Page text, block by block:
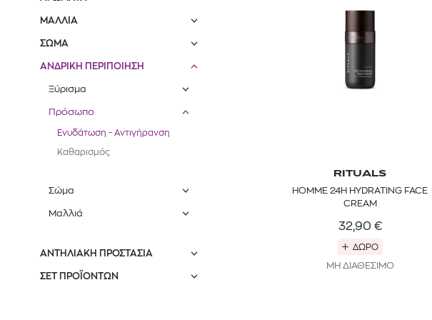
ΜΑΛΛΙΑ
ΣΩΜΑ
ΑΝΔΡΙΚΗ ΠΕΡΙΠΟΙΗΣΗ
Ξύρισμα
Πρόσωπο
Ενυδάτωση - Αντιγήρανση
Καθαρισμός
Σώμα
Μαλλιά
ΑΝΤΗΛΙΑΚΗ ΠΡΟΣΤΑΣΙΑ
ΣΕΤ ΠΡΟΪΌΝΤΩΝ
RITUALS
HOMME 24H HYDRATING FACE
CREAM
32,90 €
ΔΩΡΟ
ΜΗ ΔΙΑΘΕΣΙΜΟ